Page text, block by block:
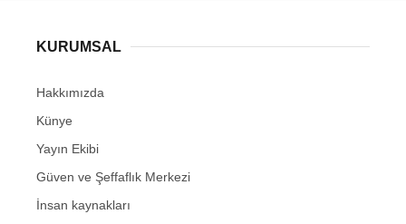
KURUMSAL
Hakkımızda
Künye
Yayın Ekibi
Güven ve Şeffaflık Merkezi
İnsan kaynakları